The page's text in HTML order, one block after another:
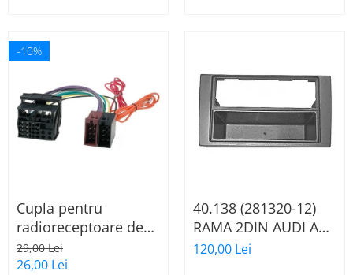
-10%
Cupla pentru
radioreceptoare de
fabrica Audi, Skoda,
VW la conector ISO
29,00 Lei
26,00 Lei
40.138 (281320-12)
RAMA 2DIN AUDI A4
B6/B7, 2000-2009
120,00 Lei